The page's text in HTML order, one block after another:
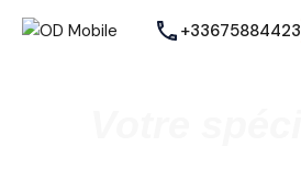
+33675884423